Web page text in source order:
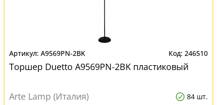
A9569PN-2BK 246510
Торшер Duetto A9569PN-2BK пластиковый
Arte Lamp (Италия) 84 шт.